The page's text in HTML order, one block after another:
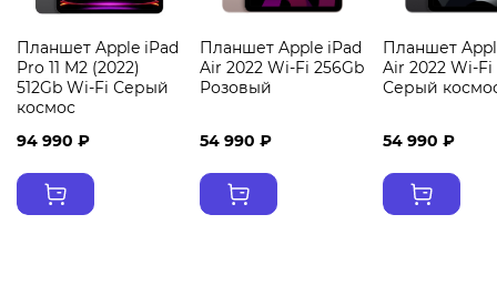
Планшет Apple iPad
Pro 11 M2 (2022)
512Gb Wi-Fi Серый
космос
94 990 ₽
Планшет Apple iPad
Air 2022 Wi-Fi 256Gb
Розовый
54 990 ₽
Планшет
Air 2022 Wi-Fi
Серый
54 990 ₽